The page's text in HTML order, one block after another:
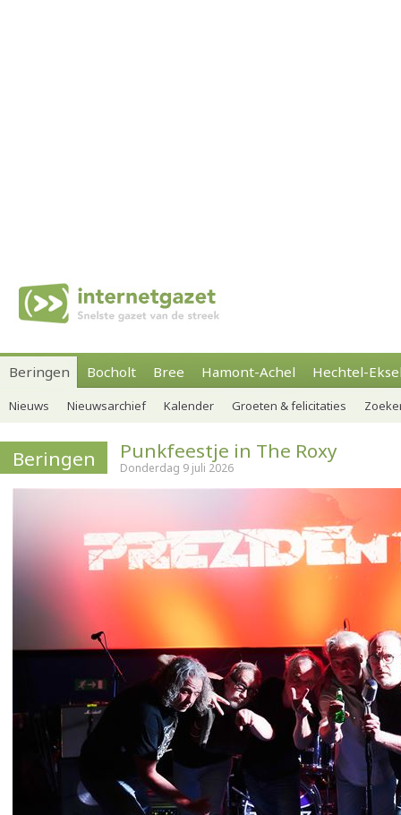
Beringen Bocholt Bree Hamont-Achel Hechtel-
Nieuws Nieuwsarchief Kalender Groeten & felicitaties
Beringen Punkfeestje in The Roxy
Donderdag 9 juli 2026